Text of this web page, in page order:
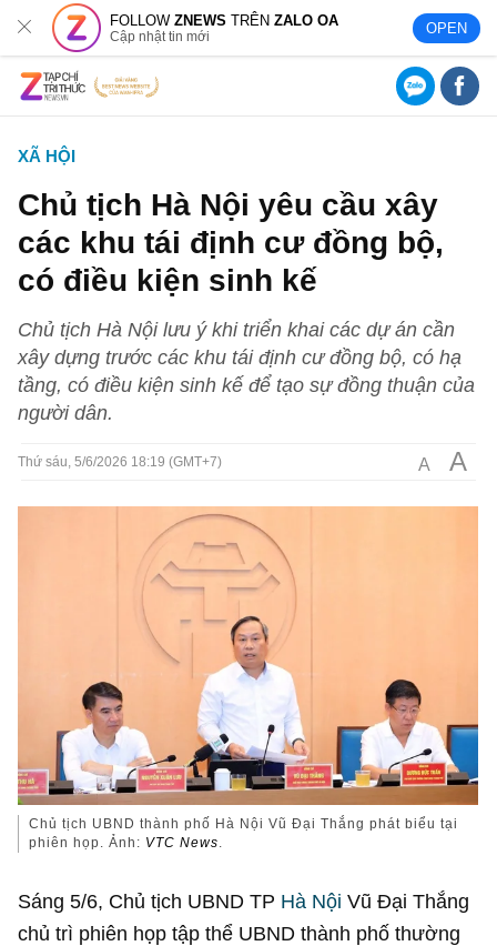
FOLLOWZNEWS TRÊNZALO OA
Cập nhật tin mới OPEN
XÃ HỘI
Chủ tịch Hà Nội yêu cầu xây
các khu tái định cư đồng bộ,
có điều kiện sinh kế
Chủ tịch Hà Nội lưu ý khi triển khai các dự án cần
xây dựng trước các khu tái định cư đồng bộ, có hạ
tầng, có điều kiện sinh kế để tạo sự đồng thuận của
người dân.
Thứ sáu, 5/6/2026 18:19 (GMT+7) A A
Chủ tịch UBND thành phố Hà Nội Vũ Đại Thắng phát biểu tại
phiên họp. Ảnh: VTC News.
Sáng 5/6, Chủ tịch UBND TP Hà Nội Vũ Đại Thắng
chủ trì phiên họp tập thể UBND thành phố thường